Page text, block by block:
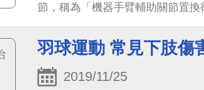
節，稱為「機器手臂輔助關節置換
羽球運動 常見下肢傷
2019/11/25